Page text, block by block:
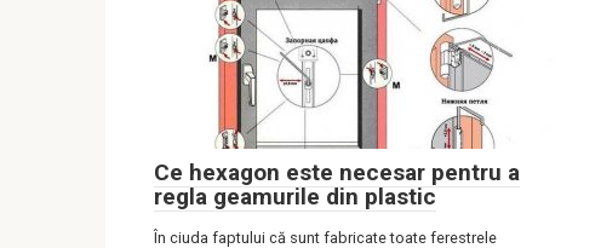
Ce hexagon este necesar pentru a
regla geamurile din plastic
În ciuda faptului că sunt fabricate toate ferestrele